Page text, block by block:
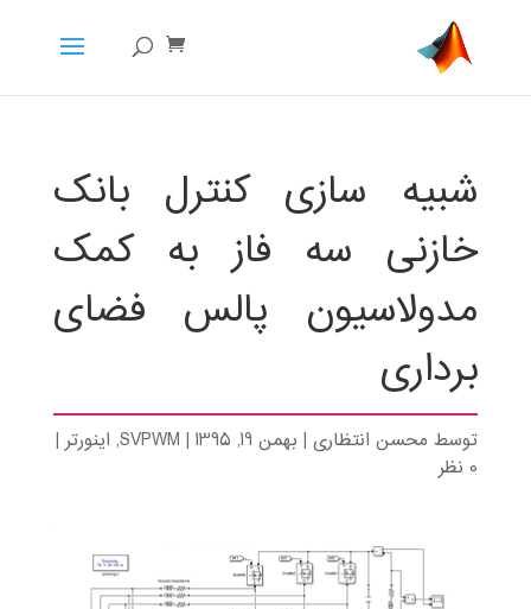
شبیه سازی کنترل بانک
خازنی سه فاز به کمک
مدولاسیون پالس فضای
برداری
توسط محسن انتظاری| بهمن 19, 1395 |
SVPWM
, اینورتر|
0 نظر